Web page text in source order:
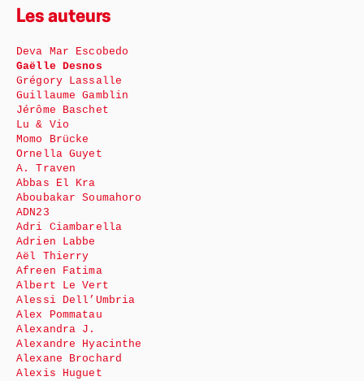
Les auteurs
Deva Mar Escobedo
Gaëlle Desnos
Grégory Lassalle
Guillaume Gamblin
Jérôme Baschet
Lu & Vio
Momo Brücke
Ornella Guyet
A. Traven
Abbas El Kra
Aboubakar Soumahoro
ADN23
Adri Ciambarella
Adrien Labbe
Aël Thierry
Afreen Fatima
Albert Le Vert
Alessi Dell’Umbria
Alex Pommatau
Alexandra J.
Alexandre Hyacinthe
Alexane Brochard
Alexis Huguet